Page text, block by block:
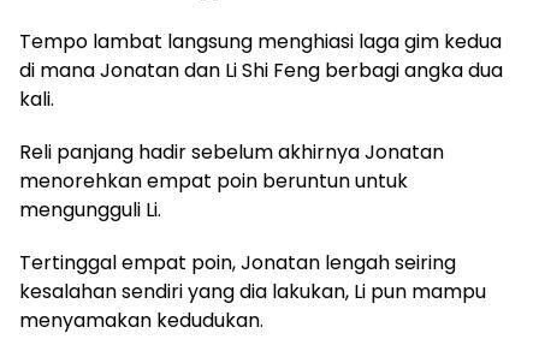
Tempo lambat langsung menghiasi laga gim kedua
di mana Jonatan dan Li Shi Feng berbagi angka dua
kali.
Reli panjang hadir sebelum akhirnya Jonatan
menorehkan empat poin beruntun untuk
mengungguli Li.
Tertinggal empat poin, Jonatan lengah seiring
kesalahan sendiri yang dia lakukan, Li pun mampu
menyamakan kedudukan.